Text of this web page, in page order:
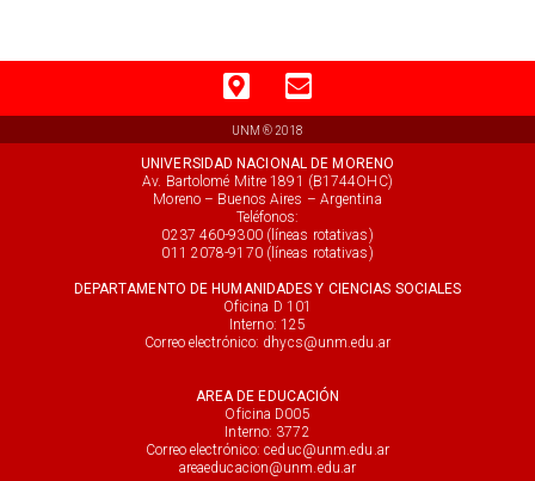
UNM ® 2018
UNIVERSIDAD NACIONAL DE MORENO
Av. Bartolomé Mitre 1891 (B1744OHC)
Moreno – Buenos Aires – Argentina
Teléfonos:
0237 460-9300 (líneas rotativas)
011 2078-9170 (líneas rotativas)
DEPARTAMENTO DE HUMANIDADES Y CIENCIAS SOCIALES
Oficina D 101
Interno: 125
Correo electrónico: dhycs@unm.edu.ar
AREA DE EDUCACIÓN
Oficina D005
Interno: 3772
Correo electrónico: ceduc@unm.edu.ar
areaeducacion@unm.edu.ar